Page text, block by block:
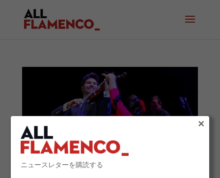
ニュースレターを購読する
×